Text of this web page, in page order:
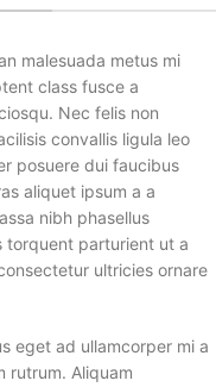
malesuada metus mi
class fusce a
Nec felis non
convallis ligula leo
posuere dui faucibus
aliquet ipsum a a
nibh phasellus
torquent parturient ut a
ultricies ornare
eget ad ullamcorper mi a
rutrum. Aliquam